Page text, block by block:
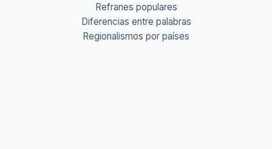
Refranes populares
Diferencias entre palabras
Regionalismos por países